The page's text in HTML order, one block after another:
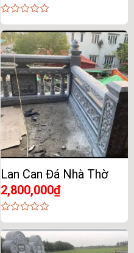
0
out
of
5
Lan Can Đá Nhà Thờ
2,800,000₫
0
out
of
5